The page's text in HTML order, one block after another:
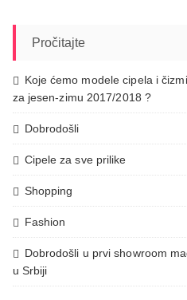
Pročitajte
Koje ćemo modele cipela i
za jesen-zimu 2017/2018 ?
Dobrodošli
Cipele za sve prilike
Shopping
Fashion
Dobrodošli u prvi showroom
u Srbiji